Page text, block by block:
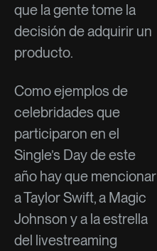
que la gente tome la
decisión de adquirir un
producto.
Como ejemplos de
celebridades que
participaron en el
Single’s Day de este
año hay que mencionar
a Taylor Swift, a Magic
Johnson y a la estrella
del livestreaming